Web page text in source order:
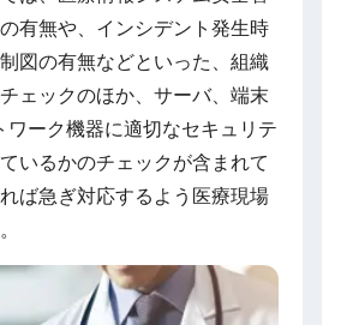
有無や、インシデント発生時
図の有無などといった、組織
ェックのほか、サーバ、端末
ワーク機器に適切なセキュリテ
いるかのチェックが含まれて
ば急ぎ対応するよう医療現場